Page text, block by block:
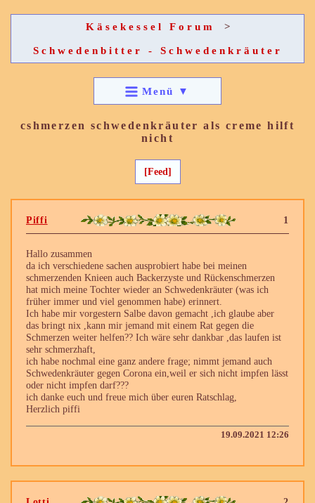
Käsekessel Forum
>
Schwedenbitter - Schwedenkräuter
Menü ▼
cshmerzen schwedenkräuter als creme hilft
nicht
[Feed]
1
Piffi
Hallo zusammen
da ich verschiedene sachen ausprobiert habe bei meinen
schmerzenden Knieen auch Backerzyste und Rückenschmerzen
hat mich meine Tochter wieder an Schwedenkräuter (was ich
früher immer und viel genommen habe) erinnert.
Ich habe mir vorgestern Salbe davon gemacht ,ich glaube aber
das bringt nix ,kann mir jemand mit einem Rat gegen die
Schmerzen weiter helfen?? Ich wäre sehr dankbar ,das laufen ist
sehr schmerzhaft,
ich habe nochmal eine ganz andere frage; nimmt jemand auch
Schwedenkräuter gegen Corona ein,weil er sich nicht impfen lässt
oder nicht impfen darf???
ich danke euch und freue mich über euren Ratschlag,
Herzlich piffi
19.09.2021 12:26